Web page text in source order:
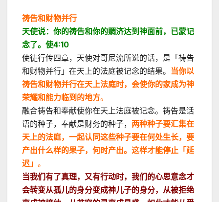
祷告和财物并行
天使说：你的祷告和你的赒济达到神面前，已蒙记
念了。使4:10
使徒行传四章，天使对哥尼流所说的话，是「祷告
和财物并行」在天上的法庭被记念的结果。 当你以
祷告和财物并行在天上法庭时，会使你的家成为神
荣耀和能力临到的地方。
融合祷告和奉献使你在天上法庭被记念。祷告是话
语的种子，奉献是财务的种子， 两种种子要汇集在
天上的法庭，一起认同这些种子要在何处生长，要
产出什么样的果子，何时产出。这样才能停止「延
迟」 。
当我们有了真理，又有行动时，我们的心思意念才
会转变从孤儿的身分变成神儿子的身分，从被拒绝